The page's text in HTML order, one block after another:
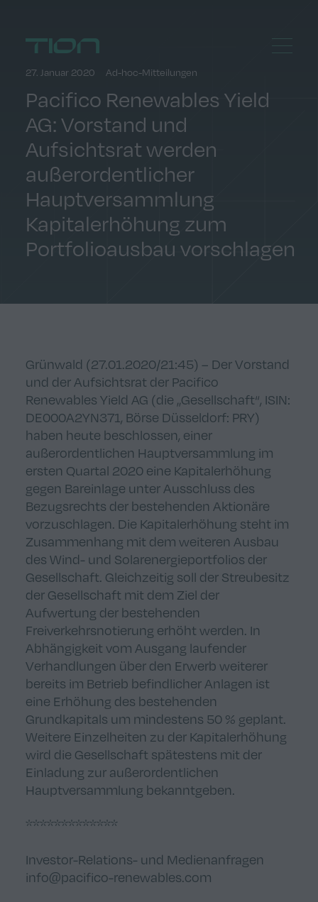
Home Menu
27. Januar 2020 Ad-hoc-Mitteilungen
Pacifico Renewables Yield
AG: Vorstand und
Aufsichtsrat werden
außerordentlicher
Hauptversammlung
Kapitalerhöhung zum
Portfolioausbau vorschlagen
Grünwald (27.01.2020/21:45) – Der Vorstand
und der Aufsichtsrat der Pacifico
Renewables Yield AG (die „Gesellschaft“, ISIN:
DE000A2YN371, Börse Düsseldorf: PRY)
haben heute beschlossen, einer
außerordentlichen Hauptversammlung im
ersten Quartal 2020 eine Kapitalerhöhung
gegen Bareinlage unter Ausschluss des
Bezugsrechts der bestehenden Aktionäre
vorzuschlagen. Die Kapitalerhöhung steht im
Zusammenhang mit dem weiteren Ausbau
des Wind- und Solarenergieportfolios der
Gesellschaft. Gleichzeitig soll der Streubesitz
der Gesellschaft mit dem Ziel der
Aufwertung der bestehenden
Freiverkehrsnotierung erhöht werden. In
Abhängigkeit vom Ausgang laufender
Verhandlungen über den Erwerb weiterer
bereits im Betrieb befindlicher Anlagen ist
eine Erhöhung des bestehenden
Grundkapitals um mindestens 50 % geplant.
Weitere Einzelheiten zu der Kapitalerhöhung
wird die Gesellschaft spätestens mit der
Einladung zur außerordentlichen
Hauptversammlung bekanntgeben.
*************
Investor-Relations- und Medienanfragen
info@pacifico-renewables.com